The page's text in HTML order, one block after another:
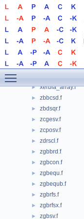
► strtri.f
► strtrs.f
► strttf.f
► strttp.f
► stzrzf.f
► xerbla_array.f
► zbbcsd.f
► zbdsqr.f
► zcgesv.f
► zcposv.f
► zdrscl.f
► zgbbrd.f
► zgbcon.f
► zgbequ.f
► zgbequb.f
► zgbrfs.f
► zgbrfsx.f
► zgbsv.f